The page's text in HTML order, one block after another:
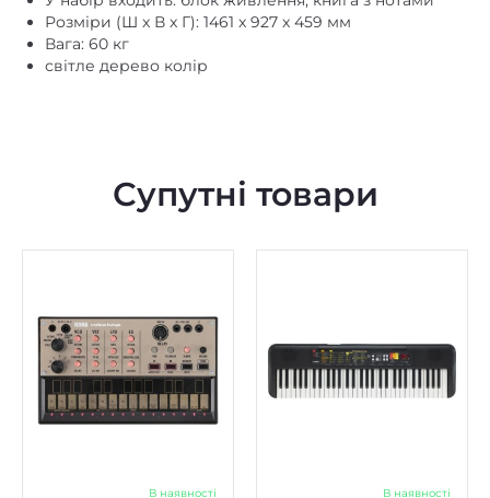
світле дерево колір
Korg Volca Keys